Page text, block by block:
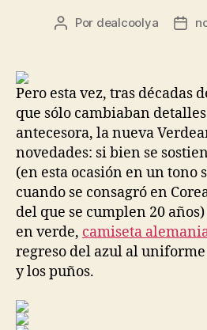
Autor
Por dealcoolya
Pero esta vez, tras décadas
que sólo cambiaban
antecesora, la nueva
novedades: si bien se
(en esta ocasión en un tono
cuando se consagró en
del que se cumplen 20
en verde, camiseta
regreso del azul al
y los puños.